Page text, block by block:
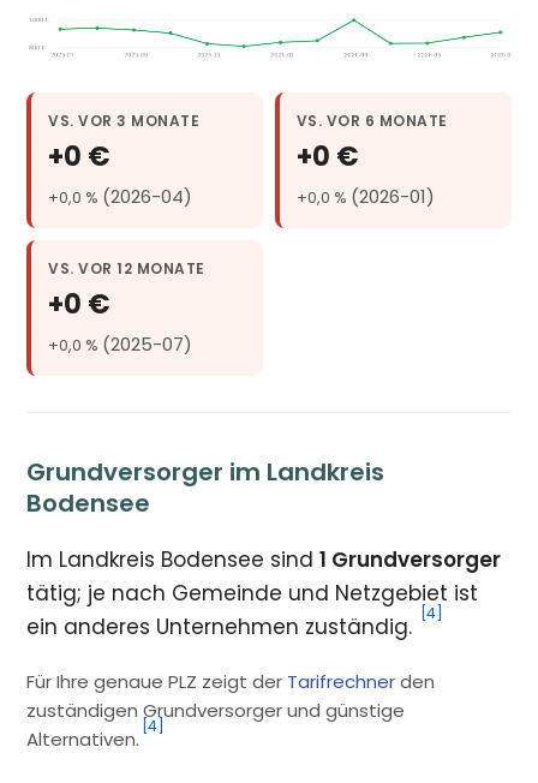
VS. VOR 3 MONATE
+0 €
+0,0 % (2026-04)
VS. VOR 6 MONATE
+0 €
+0,0 % (2026-01)
VS. VOR 12 MONATE
+0 €
+0,0 % (2025-07)
Grundversorger im Landkreis
Bodensee
Im Landkreis Bodensee sind1 Grundversorger
tätig; je nach Gemeinde und Netzgebiet ist
ein anderes Unternehmen zuständig.
[4]
Für Ihre genaue PLZ zeigt der Tarifrechnerden
zuständigen Grundversorger und günstige
Alternativen.
[4]